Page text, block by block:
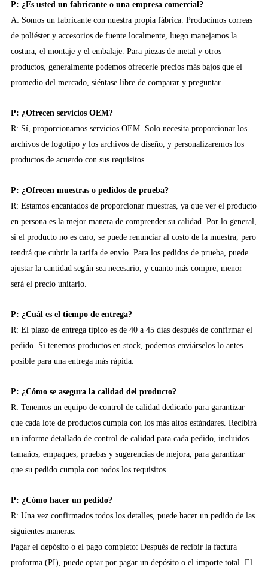
P: ¿Es usted un fabricante o una empresa comercial?
A: Somos un fabricante con nuestra propia fábrica. Producimos correas
de poliéster y accesorios de fuente localmente, luego manejamos la
costura, el montaje y el embalaje. Para piezas de metal y otros
productos, generalmente podemos ofrecerle precios más bajos que el
promedio del mercado, siéntase libre de comparar y preguntar.
P: ¿Ofrecen servicios OEM?
R: Sí, proporcionamos servicios OEM. Solo necesita proporcionar los
archivos de logotipo y los archivos de diseño, y personalizaremos los
productos de acuerdo con sus requisitos.
P: ¿Ofrecen muestras o pedidos de prueba?
R: Estamos encantados de proporcionar muestras, ya que ver el producto
en persona es la mejor manera de comprender su calidad. Por lo general,
si el producto no es caro, se puede renunciar al costo de la muestra, pero
tendrá que cubrir la tarifa de envío. Para los pedidos de prueba, puede
ajustar la cantidad según sea necesario, y cuanto más compre, menor
será el precio unitario.
P: ¿Cuál es el tiempo de entrega?
R: El plazo de entrega típico es de 40 a 45 días después de confirmar el
pedido. Si tenemos productos en stock, podemos enviárselos lo antes
posible para una entrega más rápida.
P: ¿Cómo se asegura la calidad del producto?
R: Tenemos un equipo de control de calidad dedicado para garantizar
que cada lote de productos cumpla con los más altos estándares. Recibirá
un informe detallado de control de calidad para cada pedido, incluidos
tamaños, empaques, pruebas y sugerencias de mejora, para garantizar
que su pedido cumpla con todos los requisitos.
P: ¿Cómo hacer un pedido?
R: Una vez confirmados todos los detalles, puede hacer un pedido de las
siguientes maneras:
Pagar el depósito o el pago completo: Después de recibir la factura
proforma (PI), puede optar por pagar un depósito o el importe total. El